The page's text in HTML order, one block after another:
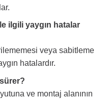
ilgili yaygın hatalar
veya sabitleme
hatalardır.
ve montaj alanının